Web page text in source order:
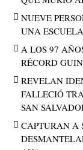
NUEVE
UNA
A LOS 97
RÉCORD
REVELAN
FALLECIÓ
SAN
CAPTURAN A